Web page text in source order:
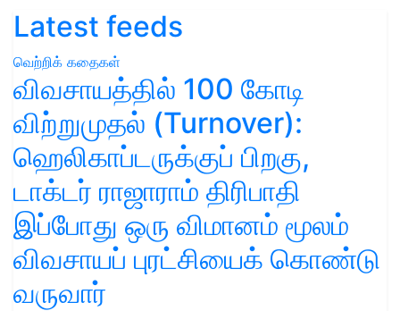
Latest feeds
வெற்றிக் கதைகள்
விவசாயத்தில் 100 கோடி
விற்றுமுதல் (Turnover):
ஹெலிகாப்டருக்குப் பிறகு,
டாக்டர் ராஜாராம் திரிபாதி
இப்போது ஒரு விமானம் மூலம்
விவசாயப் புரட்சியைக் கொண்டு
வருவார்